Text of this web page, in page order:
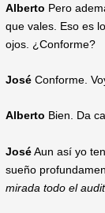
Alberto Pero
que vales. Eso es
ojos. ¿Conforme?
José Conforme.
Alberto Bien. Da
JoséAun así yo
sueño
mirada todo el